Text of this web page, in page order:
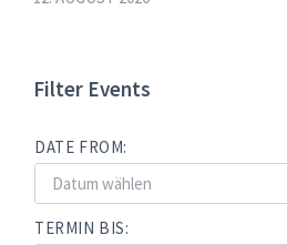
Filter Events
DATE FROM:
TERMIN BIS: